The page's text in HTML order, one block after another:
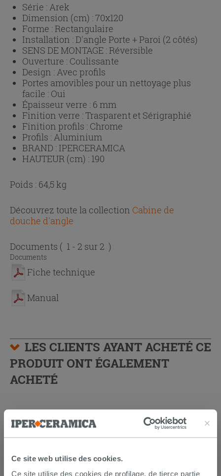
Ce site web utilise des cookies.
Ce site utilise des cookies de profilage, de tierce partie
Série :Arek
Dimension (cm) :70x120
Forme :Rectangulaire
Installation :D'angle Porte + Paroi (2 côtés)
SENS DE MONTAGE :Réversible
Ouverture : Coulissante
Design :Avec profils
Portes amovibles pour un nettoyage plus
facile : Oui
Épaisseur verre : 6 mm
Finition verre :Trasparent et Sérigraphié
Finition profils : Chrome
Profils :Aluminium
BRAND : IPERCERAMICA
HAUTEUR (cm) : 190
Poids : 64,5 kg
Découvrez toute la collection Cabine de
douche d'angle
Documents ( 1 - 2 sur 2 )
Documents
Fiche technique
Manual
LES CLIENTS AYANT ACHETÉ CE
PRODUIT ONT ÉGALEMENT
ACHETÉ